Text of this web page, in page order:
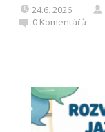
24.6. 2026
0 Komentářů